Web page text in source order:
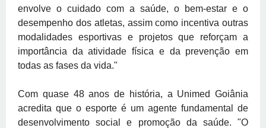
envolve o cuidado com a saúde, o bem-estar e o
desempenho dos atletas, assim como incentiva outras
modalidades esportivas e projetos que reforçam a
importância da atividade física e da prevenção em
todas as fases da vida."
Com quase 48 anos de história, a Unimed Goiânia
acredita que o esporte é um agente fundamental de
desenvolvimento social e promoção da saúde. "O